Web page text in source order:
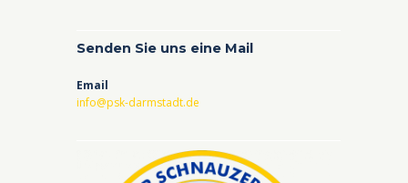
Senden Sie uns eine Mail
Email
info@psk-darmstadt.de